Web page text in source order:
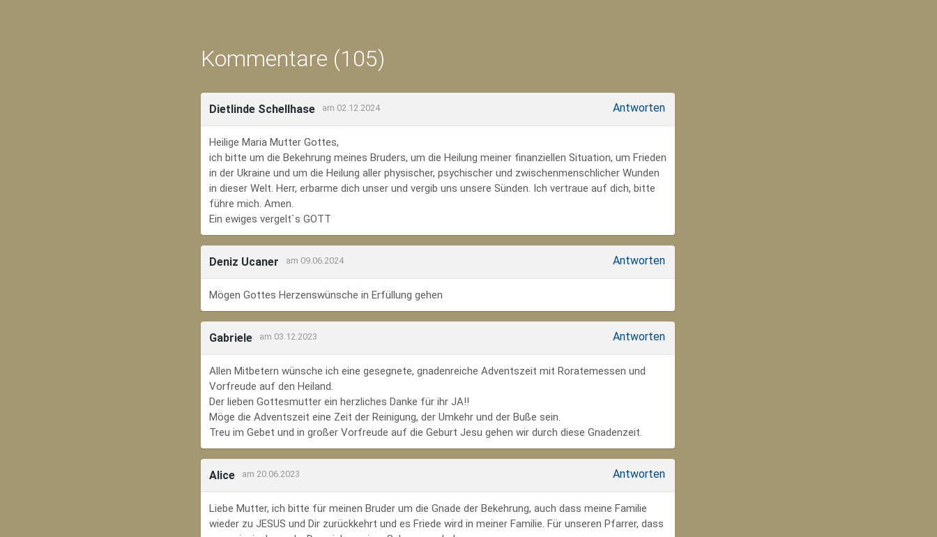
Kommentare (105)
Dietlinde Schellhase am 02.12.2024 Antworten
Heilige Maria Mutter Gottes,
ich bitte um die Bekehrung meines Bruders, um die Heilung meiner finanziellen Situation, um Frieden
in der Ukraine und um die Heilung aller physischer, psychischer und zwischenmenschlicher Wunden
in dieser Welt. Herr, erbarme dich unser und vergib uns unsere Sünden. Ich vertraue auf dich, bitte
führe mich. Amen.
Ein ewiges vergelt`s GOTT
Deniz Ucaner am 09.06.2024 Antworten
Mögen Gottes Herzenswünsche in Erfüllung gehen
Gabriele am 03.12.2023 Antworten
Allen Mitbetern wünsche ich eine gesegnete, gnadenreiche Adventszeit mit Roratemessen und
Vorfreude auf den Heiland.
Der lieben Gottesmutter ein herzliches Danke für ihr JA!!
Möge die Adventszeit eine Zeit der Reinigung, der Umkehr und der Buße sein.
Treu im Gebet und in großer Vorfreude auf die Geburt Jesu gehen wir durch diese Gnadenzeit.
Alice am 20.06.2023 Antworten
Liebe Mutter, ich bitte für meinen Bruder um die Gnade der Bekehrung, auch dass meine Familie
wieder zu JESUS und Dir zurückkehrt und es Friede wird in meiner Familie. Für unseren Pfarrer, dass